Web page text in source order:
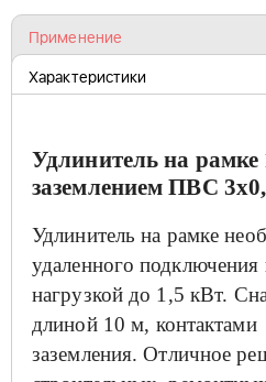
Применение
Характеристики
Удлинитель на рамке
заземлением ПВС
Удлинитель на рамке
удаленного подключения
нагрузкой до 1,5 кВт.
длиной 10 м, контактами
заземления. Отличное